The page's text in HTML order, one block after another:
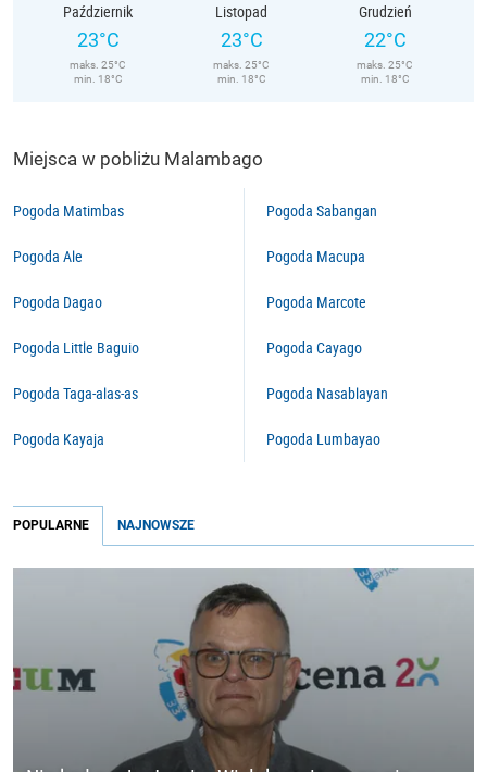
Październik
23°C
maks. 25°C
min. 18°C
Listopad
23°C
maks. 25°C
min. 18°C
Grudzień
22°C
maks. 25°C
min. 18°C
Miejsca w pobliżu Malambago
Pogoda Matimbas
Pogoda Ale
Pogoda Dagao
Pogoda Little Baguio
Pogoda Taga-alas-as
Pogoda Kayaja
Pogoda Sabangan
Pogoda Macupa
Pogoda Marcote
Pogoda Cayago
Pogoda Nasablayan
Pogoda Lumbayao
POPULARNE NAJNOWSZE